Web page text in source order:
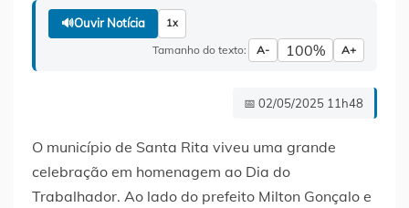
🔊Ouvir Notícia 1x
Tamanho do texto: A- 100% A+
📅 02/05/2025 11h48
O município de Santa Rita viveu uma grande
celebração em homenagem ao Dia do
Trabalhador. Ao lado do prefeito Milton Gonçalo e